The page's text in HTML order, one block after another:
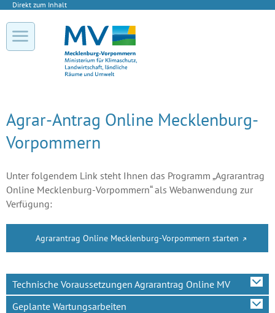
Direkt zum Inhalt
Agrar-Antrag Online Mecklenburg-
Vorpommern
Unter folgendem Link steht Ihnen das Programm „Agrarantrag
Online Mecklenburg-Vorpommern“ als Webanwendung zur
Verfügung:
Agrarantrag Online Mecklenburg-Vorpommern starten
Technische Voraussetzungen Agrarantrag Online MV
Geplante Wartungsarbeiten